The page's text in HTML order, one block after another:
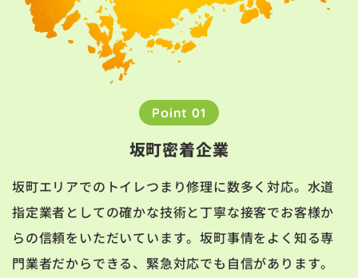
Point 01
坂町密着企業
坂町エリアでのトイレつまり修理に数多く対応。水道
指定業者としての確かな技術と丁寧な接客でお客様か
らの信頼をいただいています。坂町事情をよく知る専
門業者だからできる、緊急対応でも自信があります。